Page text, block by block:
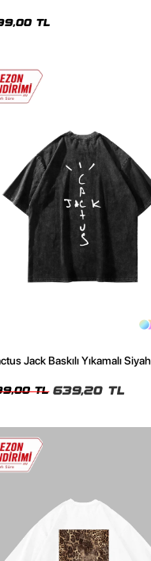
TL
Jack Baskılı Yıkamalı Siyah
TL 639,20 TL